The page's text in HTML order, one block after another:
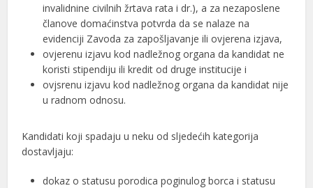
invalidnine civilnih žrtava rata i dr.), a za nezaposlene
članove domaćinstva potvrda da se nalaze na
evidenciji Zavoda za zapošljavanje ili ovjerena izjava,
ovjerenu izjavu kod nadležnog organa da kandidat ne
koristi stipendiju ili kredit od druge institucije i
ovjsrenu izjavu kod nadležnog organa da kandidat nije
u radnom odnosu.
Kandidati koji spadaju u neku od sljedećih kategorija
dostavljaju:
dokaz o statusu porodica poginulog borca i statusu